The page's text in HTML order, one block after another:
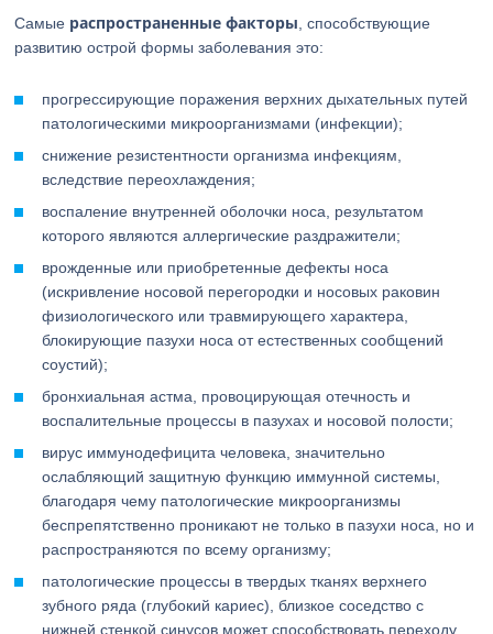
Самые распространенные факторы , способствующие
развитию острой формы заболевания это:
прогрессирующие поражения верхних дыхательных путей
патологическими микроорганизмами (инфекции);
снижение резистентности организма инфекциям,
вследствие переохлаждения;
воспаление внутренней оболочки носа, результатом
которого являются аллергические раздражители;
врожденные или приобретенные дефекты носа
(искривление носовой перегородки и носовых раковин
физиологического или травмирующего характера,
блокирующие пазухи носа от естественных сообщений
соустий);
бронхиальная астма, провоцирующая отечность и
воспалительные процессы в пазухах и носовой полости;
вирус иммунодефицита человека, значительно
ослабляющий защитную функцию иммунной системы,
благодаря чему патологические микроорганизмы
беспрепятственно проникают не только в пазухи носа, но и
распространяются по всему организму;
патологические процессы в твердых тканях верхнего
зубного ряда (глубокий кариес), близкое соседство с
нижней стенкой синусов может способствовать переходу